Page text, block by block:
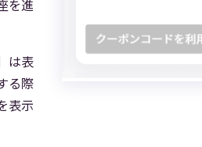
を進
は表
る際
表示